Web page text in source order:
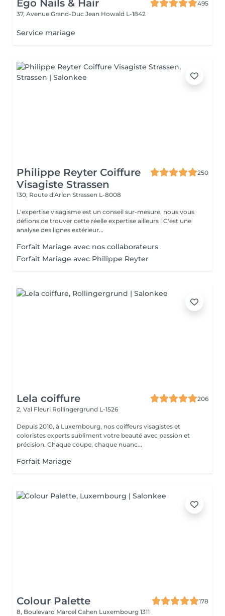
Ego Nails & Hair
495
37, Avenue Grand-Duc Jean Howald L-1842
Service mariage
Philippe Reyter Coiffure
Visagiste Strassen
250
130, Route d'Arlon Strassen L-8008
L'expertise visagisme est un conseil sur-mesure, nous vous
défions de trouver cette réelle expertise ailleurs ! C'est une
analyse des lignes extérieur...
Forfait Mariage avec nos collaborateurs
Forfait Mariage avec Philippe Reyter
Lela coiffure
206
2, Val Fleuri Rollingergrund L-1526
Depuis 2010, à Luxembourg, nos coiffeurs visagistes et
coloristes experts subliment votre beauté avec passion et
précision. Chaque coupe, chaque nuanc...
Forfait Mariage
Colour Palette
178
8, Boulevard Marcel Cahen Luxembourg 1311